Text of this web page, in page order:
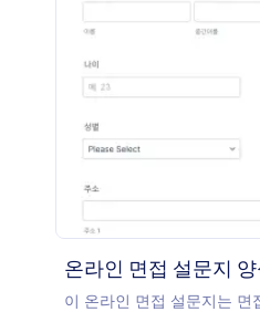
온라인 면접 설문지 양
이 온라인 면접 설문지는 면